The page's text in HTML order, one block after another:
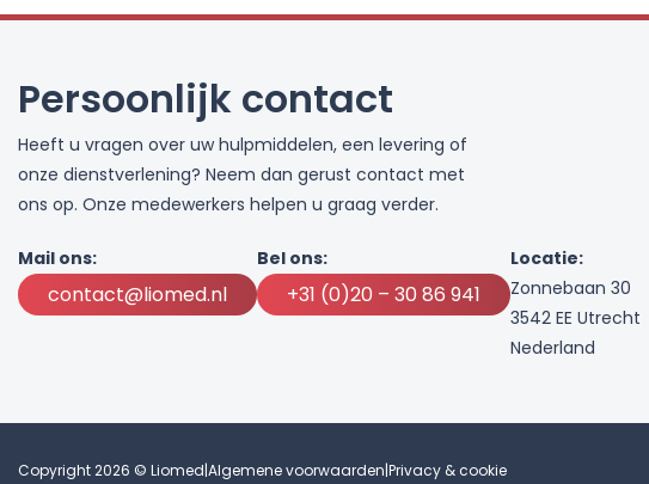
Persoonlijk contact
Heeft u vragen over uw hulpmiddelen, een levering of
onze dienstverlening? Neem dan gerust contact met
ons op. Onze medewerkers helpen u graag verder.
Mail ons:
contact@liomed.nl
Bel ons:
+31 (0)20 – 30 86 941
Locatie:
Zonnebaan 30
3542 EE Utrecht
Nederland
Copyright 2026 © Liomed|Algemene voorwaarden|Privacy & cookie